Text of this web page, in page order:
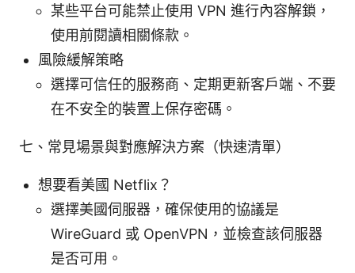
某些平台可能禁止使用 VPN 進行內容解鎖，
使用前閱讀相關條款。
風險緩解策略
選擇可信任的服務商、定期更新客戶端、不要
在不安全的裝置上保存密碼。
七、常見場景與對應解決方案（快速清單）
想要看美國 Netflix？
選擇美國伺服器，確保使用的協議是
WireGuard 或 OpenVPN，並檢查該伺服器
是否可用。